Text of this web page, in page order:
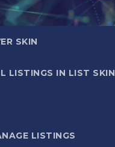
SKIN
LISTINGS IN LIST SKIN
LISTINGS